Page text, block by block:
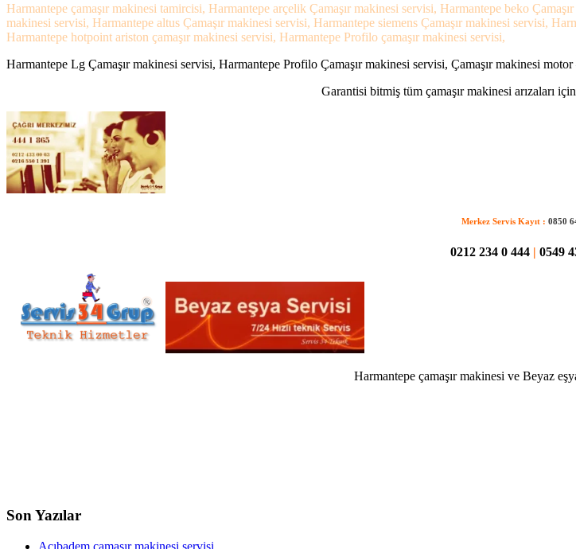
Harmantepe çamaşır makinesi tamircisi, Harmantepe arçelik Çamaşır makinesi servisi, Harmantepe beko
makinesi servisi, Harmantepe altus Çamaşır makinesi servisi, Harmantepe siemens Çamaşır makinesi servisi,
Harmantepe hotpoint ariston çamaşır makinesi servisi, Harmantepe Profilo çamaşır makinesi servisi,
Harmantepe Lg Çamaşır makinesi servisi, Harmantepe Profilo Çamaşır makinesi servisi, Çamaşır makinesi
Garantisi bitmiş tüm çamaşır makinesi arızaları
Merkez Servis Kayıt : 0850
0212 234 0 444 0549
Harmantepe çamaşır makinesi ve Beyaz
Son Yazılar
Acıbadem çamaşır makinesi servisi